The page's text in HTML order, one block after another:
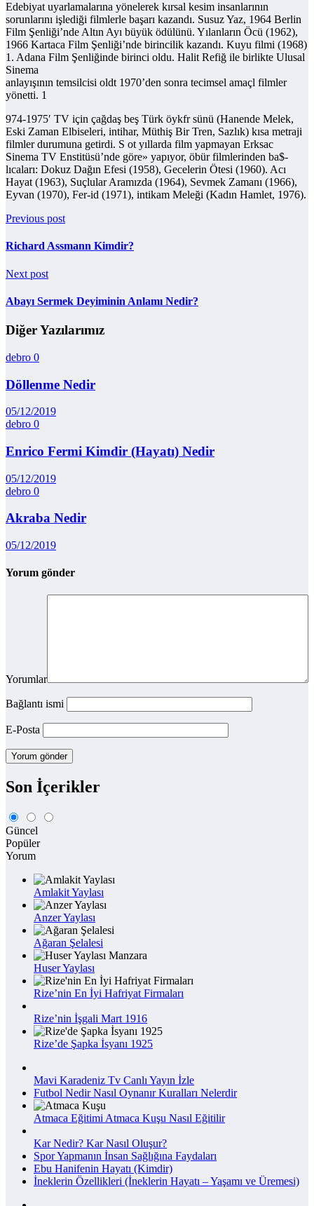
Edebiyat uyarlamalarına yönelerek kırsal kesim insanlarının
sorunlarını işlediği filmlerle başarı kazandı. Susuz Yaz, 1964 Berlin
Film Şenliği’nde Altın Ayı büyük ödülünü. Yılanların Öcü (1962),
1966 Kartaca Film Şenliği’nde birincilik kazandı. Kuyu filmi (1968)
1. Adana Film Şenliğinde birinci oldu. Halit Refiğ ile birlikte Ulusal
Sinema
anlayışının temsilcisi oldt 1970’den sonra tecimsel amaçl filmler
yönetti. 1
974-1975′ TV için çağdaş beş Türk öykfr sünü (Hanende Melek,
Eski Zaman Elbiseleri, intihar, Müthiş Bir Tren, Sazlık) kısa metraji
filmler durumuna getirdi. S ot yıllarda film yapmayan Erksac
Sinema TV Enstitüsü’nde göre» yapıyor, öbür filmlerinden ba$-
lıcaları: Dokuz Dağın Efesi (1958), Gecelerin Ötesi (1960). Acı
Hayat (1963), Suçlular Aramızda (1964), Sevmek Zamanı (1966),
Eyvan (1970), Fer-id (1971), intikam Meleği (Kadın Hamlet, 1976).
Previous post
Richard Assmann Kimdir?
Next post
Abayı Sermek Deyiminin Anlamı Nedir?
Diğer Yazılarımız
debro 0
Döllenme Nedir
05/12/2019
debro 0
Enrico Fermi Kimdir (Hayatı) Nedir
05/12/2019
debro 0
Akraba Nedir
05/12/2019
Yorum gönder
Yorumlar
Bağlantı ismi
E-Posta
Son İçerikler
Güncel
Popüler
Yorum
Amlakit Yaylası
Anzer Yaylası
Ağaran Şelalesi
Huser Yaylası
Rize’nin En İyi Hafriyat Firmaları
Rize’nin İşgali Mart 1916
Rize’de Şapka İsyanı 1925
Mavi Karadeniz Tv Canlı Yayın İzle
Futbol Nedir Nasıl Oynanır Kuralları Nelerdir
Atmaca Eğitimi Atmaca Kuşu Nasıl Eğitilir
Kar Nedir? Kar Nasıl Oluşur?
Spor Yapmanın İnsan Sağlığına Faydaları
Ebu Hanifenin Hayatı (Kimdir)
İneklerin Özellikleri (İneklerin Hayatı – Yaşamı ve Üremesi)